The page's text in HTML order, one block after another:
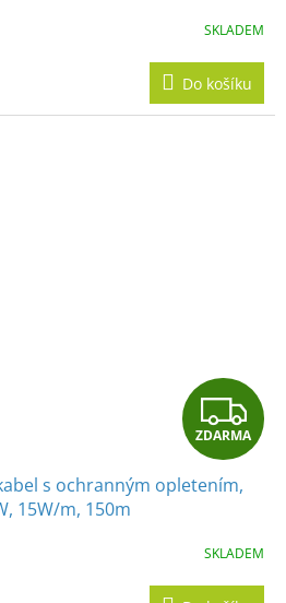
R
M
A
SKLADEM
Do košíku
Z
D
R
M
ZDARMA
s ochranným opletením,
15W/m, 150m
SKLADEM